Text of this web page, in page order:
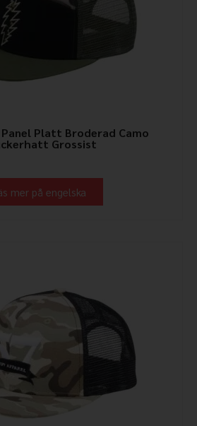
Panel Platt Broderad Camo
Grossist
mer på engelska